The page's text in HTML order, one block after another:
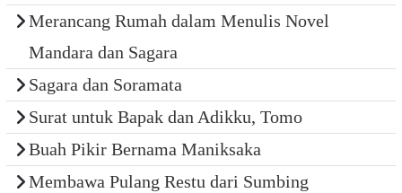
Merancang Rumah dalam Menulis Novel
Mandara dan Sagara
Sagara dan Soramata
Surat untuk Bapak dan Adikku, Tomo
Buah Pikir Bernama Maniksaka
Membawa Pulang Restu dari Sumbing